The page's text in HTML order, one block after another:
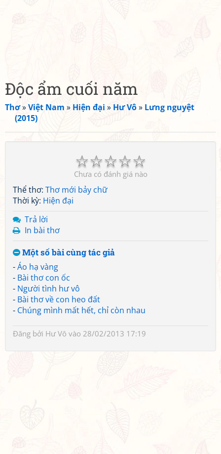
Độc ẩm cuối năm
Thơ»Việt Nam » Hiện đại » Hư Vô» Lưng nguyệt
(2015)
☆
☆
☆
☆
☆
Chưa có đánh giá nào
Thể thơ: Thơ mới bảy chữ
Thời kỳ: Hiện đại
Trả lời
In bài thơ
Một số bài cùng tác giả
-Áo hạ vàng
- Bài thơ con ốc
- Người tình hư vô
- Bài thơ về con heo đất
- Chúng mình mất hết, chỉ còn nhau
Đăng bởi Hư Vô vào 28/02/2013 17:19